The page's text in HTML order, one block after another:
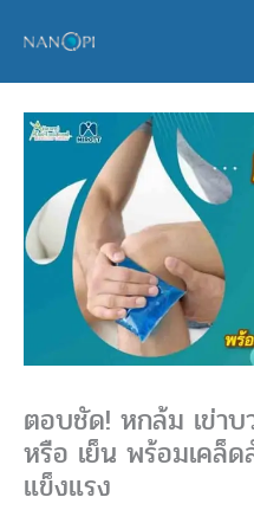
content
ตอบชัด! หกล้ม เข่า
หรือ เย็น พร้อมเคล็
แข็งแรง